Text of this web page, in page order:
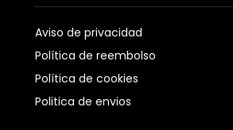
Aviso de privacidad
Política de reembolso
Política de cookies
Politica de envios